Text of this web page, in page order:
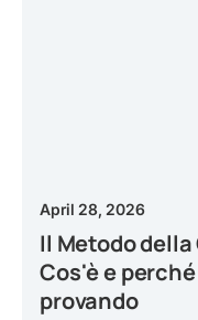
April 28, 2026
Il Metodo
Cos'è e
provando